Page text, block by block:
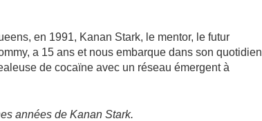
en 1991, Kanan Stark, le mentor, le futur
a 15 ans et nous embarque dans son quotidien
de cocaïne avec un réseau émergent à
années de Kanan Stark.